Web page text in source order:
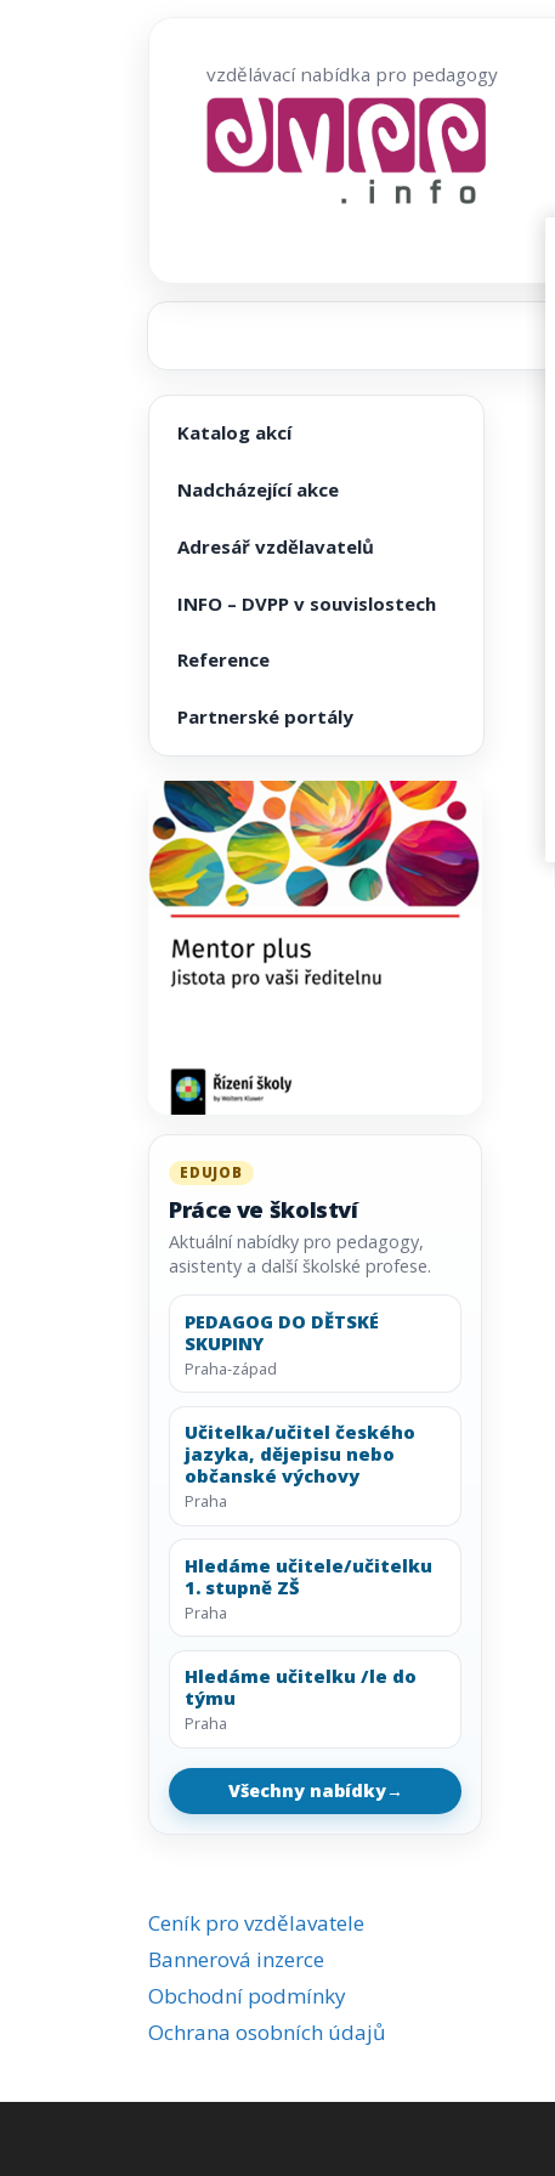
vzdělávací nabídka pro pedagogy
Katalog akcí
Nadcházející akce
Adresář vzdělavatelů
INFO – DVPP v souvislostech
Reference
Partnerské portály
EDUJOB
Práce ve školství
Aktuální nabídky pro pedagogy,
asistenty a další školské profese.
PEDAGOG DO DĚTSKÉ
SKUPINY
Praha-západ
Učitelka/učitel českého
jazyka, dějepisu nebo
občanské výchovy
Praha
Hledáme učitele/učitelku
1. stupně ZŠ
Praha
Hledáme učitelku /le do
týmu
Praha
Všechny nabídky→
Ceník pro vzdělavatele
Bannerová inzerce
Obchodní podmínky
Ochrana osobních údajů